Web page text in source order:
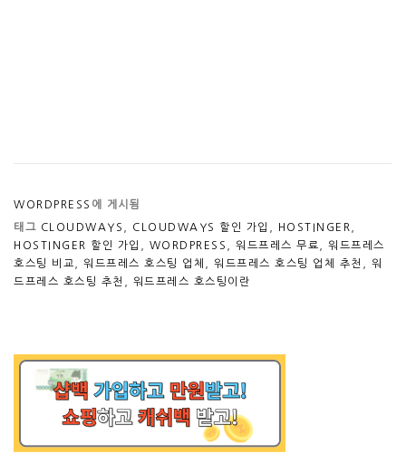
WORDPRESS 에 게시됨
태그 CLOUDWAYS CLOUDWAYS 할인 가입 HOSTINGER
HOSTINGER 할인 가입
WORDPRESS 워드프레스 무료
워드프레스
호스팅 비교
워드프레스 호스팅 업체 워드프레스 호스팅 업체 추천
워
드프레스 호스팅 추천
워드프레스 호스팅이란